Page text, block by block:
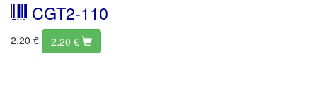
CGT2-110
2.20 € 2.20 €